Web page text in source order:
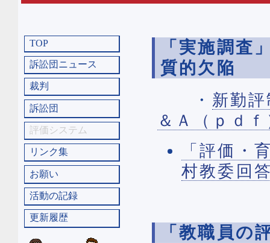
TOP
訴訟団ニュース
裁判
訴訟団
評価システム
リンク集
お願い
活動の記録
更新履歴
「実施調査
質的欠陥
・ 新勤
＆Ａ（ｐｄ
「評価・
村教委回
「教職員の